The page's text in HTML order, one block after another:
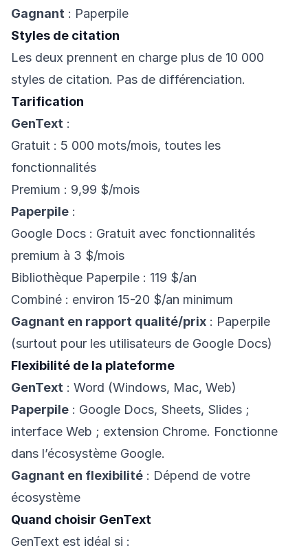
Gagnant : Paperpile
Styles de citation
Les deux prennent en charge plus de 10 000
styles de citation. Pas de différenciation.
Tarification
GenText :
Gratuit : 5 000 mots/mois, toutes les
fonctionnalités
Premium : 9,99 $/mois
Paperpile :
Google Docs : Gratuit avec fonctionnalités
premium à 3 $/mois
Bibliothèque Paperpile : 119 $/an
Combiné : environ 15-20 $/an minimum
Gagnant en rapport qualité/prix : Paperpile
(surtout pour les utilisateurs de Google Docs)
Flexibilité de la plateforme
GenText : Word (Windows, Mac, Web)
Paperpile : Google Docs, Sheets, Slides ;
interface Web ; extension Chrome. Fonctionne
dans l’écosystème Google.
Gagnant en flexibilité : Dépend de votre
écosystème
Quand choisir GenText
GenText est idéal si :